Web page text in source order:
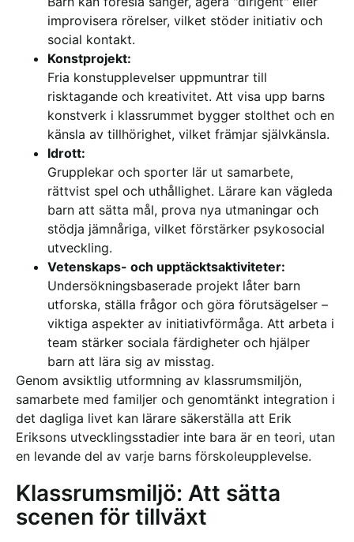
improvisera rörelser, vilket stöder initiativ och
social kontakt.
Konstprojekt:
Fria konstupplevelser uppmuntrar till
risktagande och kreativitet. Att visa upp barns
konstverk i klassrummet bygger stolthet och en
känsla av tillhörighet, vilket främjar självkänsla.
Idrott:
Grupplekar och sporter lär ut samarbete,
rättvist spel och uthållighet. Lärare kan vägleda
barn att sätta mål, prova nya utmaningar och
stödja jämnåriga, vilket förstärker psykosocial
utveckling.
Vetenskaps- och upptäcktsaktiviteter:
Undersökningsbaserade projekt låter barn
utforska, ställa frågor och göra förutsägelser –
viktiga aspekter av initiativförmåga. Att arbeta i
team stärker sociala färdigheter och hjälper
barn att lära sig av misstag.
Genom avsiktlig utformning av klassrumsmiljön,
samarbete med familjer och genomtänkt integration i
det dagliga livet kan lärare säkerställa att Erik
Eriksons utvecklingsstadier inte bara är en teori, utan
en levande del av varje barns förskoleupplevelse.
Klassrumsmiljö: Att sätta
scenen för tillväxt